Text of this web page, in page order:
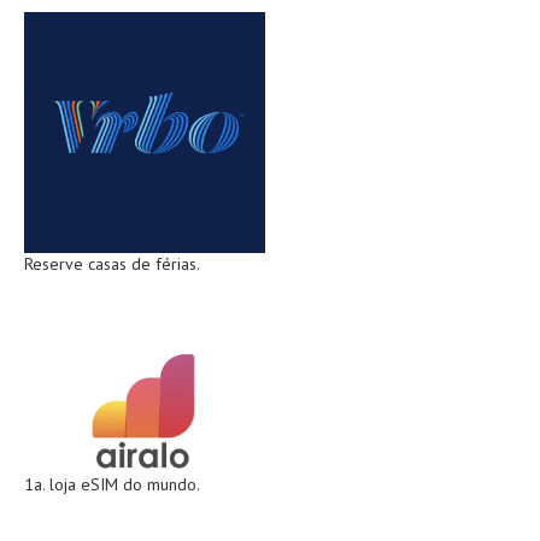
Reserve casas de férias.
1a. loja eSIM do mundo.